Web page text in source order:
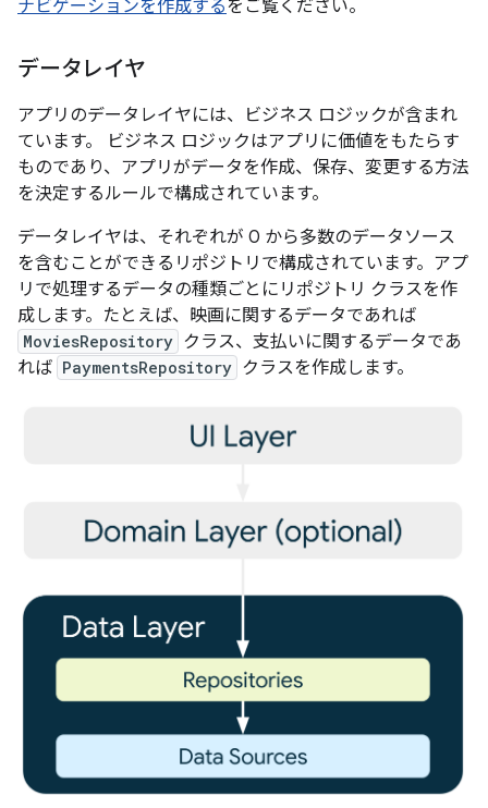
ナビゲーションを作成するをご覧ください。
データレイヤ
アプリのデータレイヤには、ビジネス ロジックが含まれ
ています。
ビジネス ロジックはアプリに価値をもたらす
ものであり、アプリがデータを作成、保存、変更する方法
を決定するルールで構成されています。
データレイヤは、それぞれが 0 から多数のデータソース
を含むことができるリポジトリで構成されています。アプ
リで処理するデータの種類ごとにリポジトリ クラスを作
成します。たとえば、映画に関するデータであれば
MoviesRepository クラス、支払いに関するデータであ
れば PaymentsRepository クラスを作成します。